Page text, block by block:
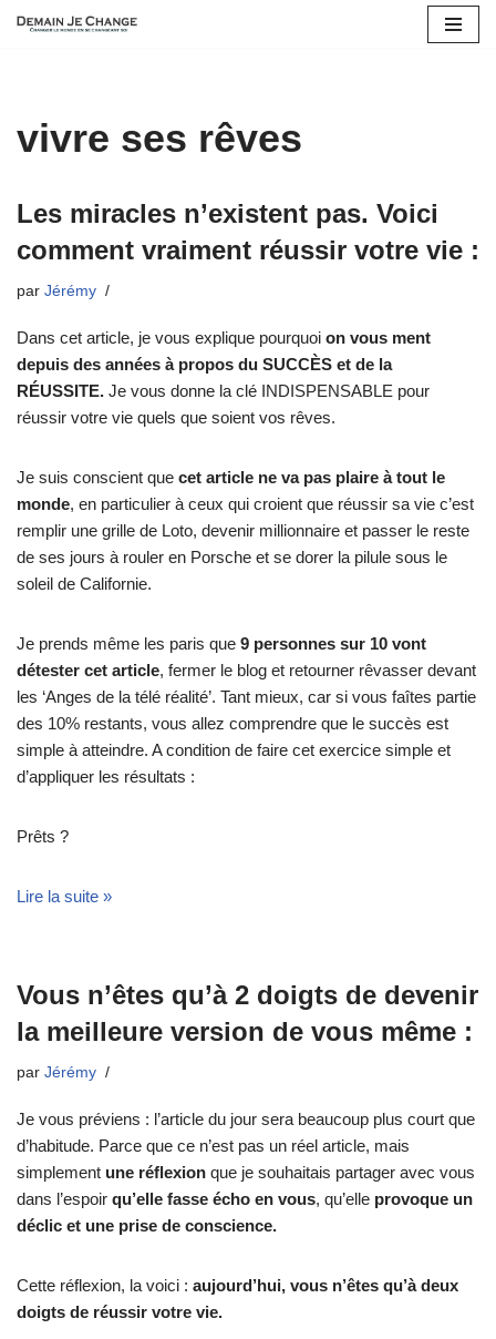
vivre ses rêves
Les miracles n’existent pas. Voici
comment vraiment réussir votre vie :
par Jérémy
Dans cet article, je vous explique pourquoi on vous ment
depuis des années à propos du SUCCÈS et de la
RÉUSSITE. Je vous donne la clé INDISPENSABLE pour
réussir votre vie quels que soient vos rêves.
Je suis conscient que cet article ne va pas plaire à tout le
monde, en particulier à ceux qui croient que réussir sa vie c’est
remplir une grille de Loto, devenir millionnaire et passer le reste
de ses jours à rouler en Porsche et se dorer la pilule sous le
soleil de Californie.
Je prends même les paris que 9 personnes sur 10 vont
détester cet article, fermer le blog et retourner rêvasser devant
les ‘Anges de la télé réalité’. Tant mieux, car si vous faîtes partie
des 10% restants, vous allez comprendre que le succès est
simple à atteindre. A condition de faire cet exercice simple et
d’appliquer les résultats :
Prêts ?
Lire la suite »
Vous n’êtes qu’à 2 doigts de devenir
la meilleure version de vous même :
par Jérémy
Je vous préviens : l’article du jour sera beaucoup plus court que
d’habitude. Parce que ce n’est pas un réel article, mais
simplement une réflexion que je souhaitais partager avec vous
dans l’espoir qu’elle fasse écho en vous, qu’elle provoque un
déclic et une prise de conscience.
Cette réflexion, la voici : aujourd’hui, vous n’êtes qu’à deux
doigts de réussir votre vie.